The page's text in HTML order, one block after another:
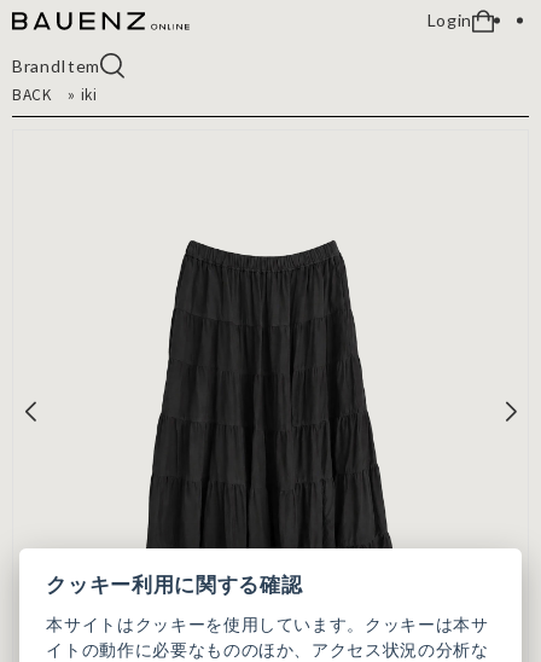
Login
BrandItem
BACK
» iki
クッキー利用に関する確認
本サイトはクッキーを使用しています。クッキーは本サ
イトの動作に必要なもののほか、アクセス状況の分析な